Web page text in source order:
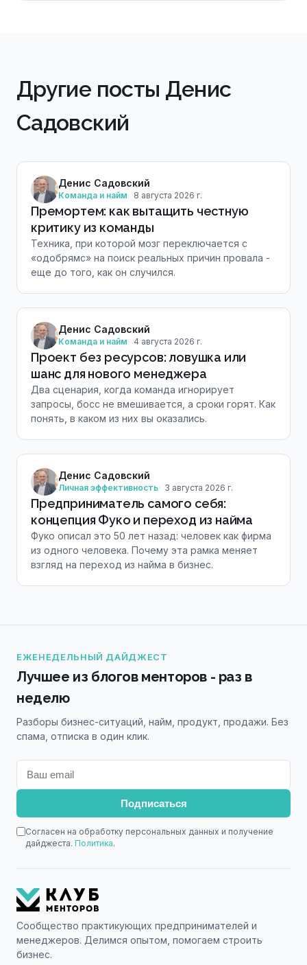
Другие посты Денис
Садовский
Денис Садовский
Команда и найм 8 августа 2026 г.
Премортем: как вытащить честную
критику из команды
Техника, при которой мозг переключается с
«одобрямс» на поиск реальных причин провала -
еще до того, как он случился.
Денис Садовский
Команда и найм 4 августа 2026 г.
Проект без ресурсов: ловушка или
шанс для нового менеджера
Два сценария, когда команда игнорирует
запросы, босс не вмешивается, а сроки горят. Как
понять, в каком из них вы оказались.
Денис Садовский
Личная эффективность 3 августа 2026 г.
Предприниматель самого себя:
концепция Фуко и переход из найма
Фуко описал это 50 лет назад: человек как фирма
из одного человека. Почему эта рамка меняет
взгляд на переход из найма в бизнес.
ЕЖЕНЕДЕЛЬНЫЙ ДАЙДЖЕСТ
Лучшее из блогов менторов - раз в
неделю
Разборы бизнес-ситуаций, найм, продукт, продажи. Без
спама, отписка в один клик.
Подписаться
Согласен на обработку персональных данных и получение
дайджеста. Политика.
Сообщество практикующих предпринимателей и
менеджеров. Делимся опытом, помогаем строить
бизнес.